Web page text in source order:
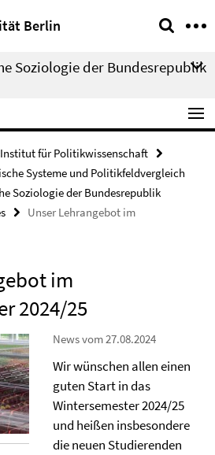
Berlin
Soziologie der Bundesrepublik
für Politikwissenschaft
Systeme und Politikfeldvergleich
Soziologie der Bundesrepublik
Unser Lehrangebot im
im
2024/25
News vom 27.08.2024
Wir wünschen allen einen
guten Start in das
Wintersemester 2024/25
und heißen insbesondere
die neuen Studierenden